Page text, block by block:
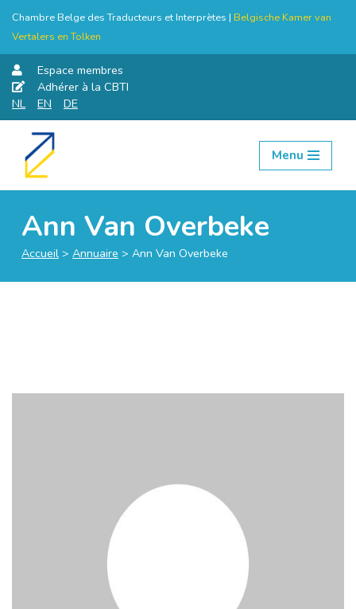
Chambre Belge des Traducteurs et Interprètes | Belgische Kamer van
Vertalers en Tolken
Espace membres
Adhérer à la CBTI
NL
EN DE
Aller
Menu
Ann Van Overbeke
Accueil > Annuaire > Ann Van Overbeke